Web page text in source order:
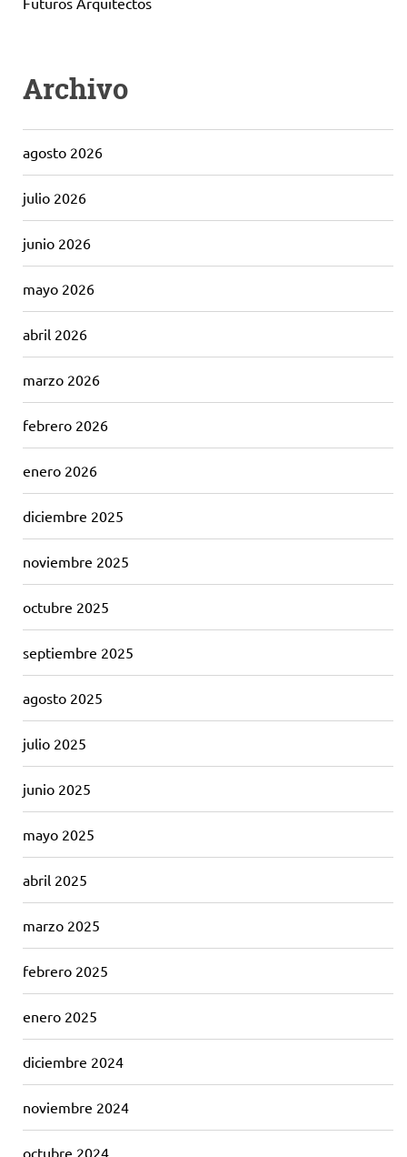
Archivo
agosto 2026
julio 2026
junio 2026
mayo 2026
abril 2026
marzo 2026
febrero 2026
enero 2026
diciembre 2025
noviembre 2025
octubre 2025
septiembre 2025
agosto 2025
julio 2025
junio 2025
mayo 2025
abril 2025
marzo 2025
febrero 2025
enero 2025
diciembre 2024
noviembre 2024
octubre 2024